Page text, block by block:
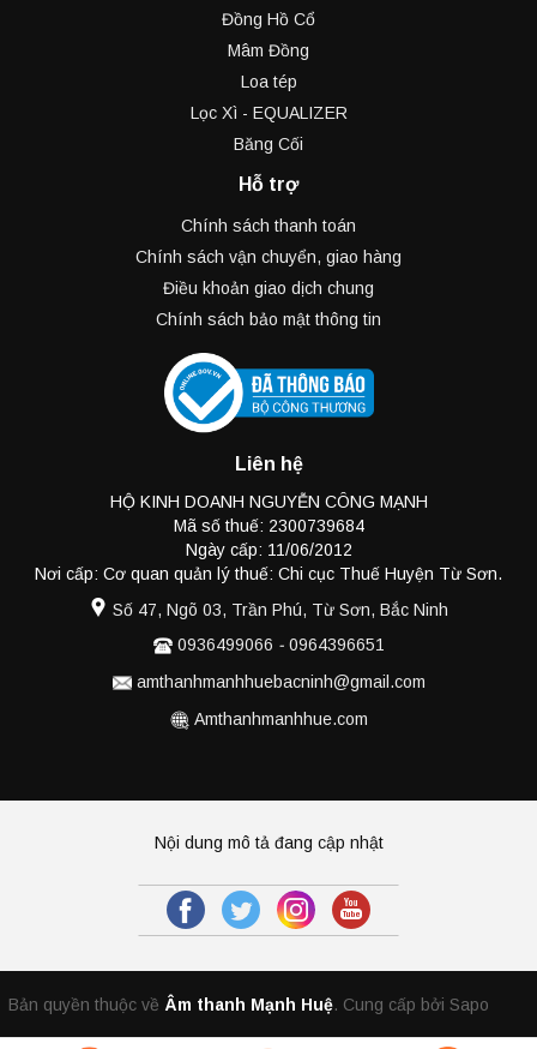
Đồng Hồ Cổ
Mâm Đồng
Loa tép
Lọc Xì - EQUALIZER
Băng Cối
Hỗ trợ
Chính sách thanh toán
Chính sách vận chuyển, giao hàng
Điều khoản giao dịch chung
Chính sách bảo mật thông tin
Liên hệ
HỘ KINH DOANH NGUYỄN CÔNG MẠNH
Mã số thuế: 2300739684
Ngày cấp: 11/06/2012
Nơi cấp: Cơ quan quản lý thuế: Chi cục Thuế Huyện Từ Sơn.
Số 47, Ngõ 03, Trần Phú, Từ Sơn, Bắc Ninh
0936499066 - 0964396651
amthanhmanhhuebacninh@gmail.com
Amthanhmanhhue.com
Nội dung mô tả đang cập nhật
Bản quyền thuộc về Âm thanh Mạnh Huệ. Cung cấp bởi Sapo